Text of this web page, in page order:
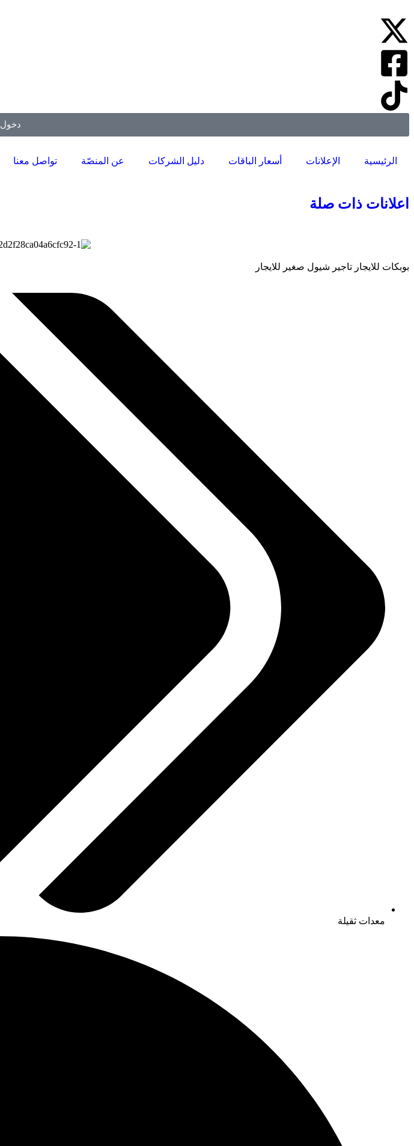
دخول
الرئيسية الإعلانات أسعار الباقات دليل الشركات عن المنصّة تواصل معنا
اعلانات ذات صلة
بوبكات للايجار تاجير شيول صغير للايجار
معدات ثقيلة